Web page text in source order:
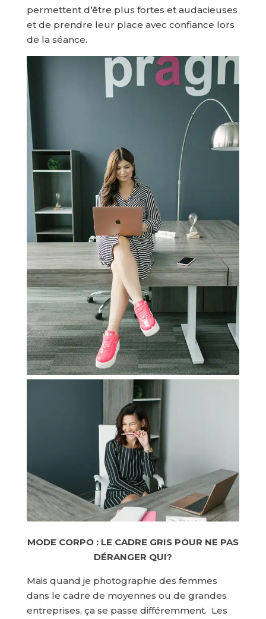
permettent d’être plus fortes et audacieuses
et de prendre leur place avec confiance lors
de la séance.
MODE CORPO : LE CADRE GRIS POUR NE PAS
DÉRANGER QUI?
Mais quand je photographie des femmes
dans le cadre de moyennes ou de grandes
entreprises, ça se passe différemment. Les